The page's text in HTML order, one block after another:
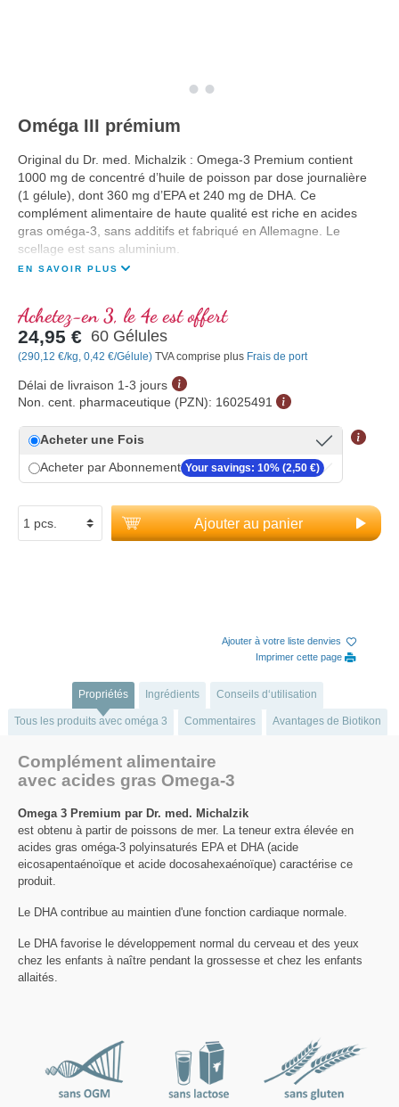
Oméga III prémium
Original du Dr. med. Michalzik : Omega-3 Premium contient
1000 mg de concentré d’huile de poisson par dose journalière
(1 gélule), dont 360 mg d’EPA et 240 mg de DHA. Ce
complément alimentaire de haute qualité est riche en acides
gras oméga-3, sans additifs et fabriqué en Allemagne. Le
scellage est sans aluminium.
EN SAVOIR PLUS
Achetez-en 3, le 4e est offert
24,95 € 60 Gélules
(290,12 €/kg, 0,42 €/Gélule) TVA comprise plus Frais de port
Délai de livraison 1-3 jours
Non. cent. pharmaceutique (PZN): 16025491
Acheter une Fois
Acheter par Abonnement Your savings: 10% (2,50 €)
Ajouter au panier
Ajouter à votre liste denvies
Imprimer cette page
Propriétés Ingrédients Conseils d‘utilisation
Tous les produits avec oméga 3 Commentaires Avantages de Biotikon
Complément alimentaire
avec acides gras Omega-3
Omega 3 Premium par Dr. med. Michalzik
est obtenu à partir de poissons de mer. La teneur extra élevée en
acides gras oméga-3 polyinsaturés EPA et DHA (acide
eicosapentaénoïque et acide docosahexaénoïque) caractérise ce
produit.
Le DHA contribue au maintien d'une fonction cardiaque normale.
Le DHA favorise le développement normal du cerveau et des yeux
chez les enfants à naître pendant la grossesse et chez les enfants
allaités.